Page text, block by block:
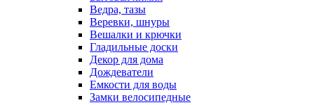
Ведра, тазы
Веревки, шнуры
Вешалки и крючки
Гладильные доски
Декор для дома
Дождеватели
Емкости для воды
Замки велосипедные